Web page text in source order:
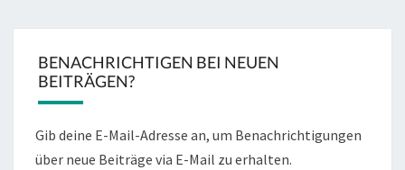
BENACHRICHTIGEN BEI NEUEN
BEITRÄGEN?
Gib deine E-Mail-Adresse an, um Benachrichtigungen
über neue Beiträge via E-Mail zu erhalten.